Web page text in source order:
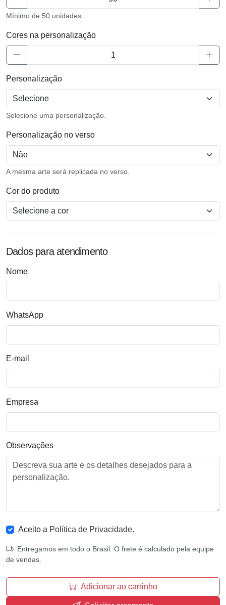
Mínimo de 50 unidades.
Cores na personalização
Personalização
Selecione uma personalização.
Personalização no verso
A mesma arte será replicada no verso.
Cor do produto
Dados para atendimento
Nome
WhatsApp
E-mail
Empresa
Observações
Aceito a Política de Privacidade.
Entregamos em todo o Brasil. O frete é calculado pela equipe
de vendas.
Adicionar ao carrinho